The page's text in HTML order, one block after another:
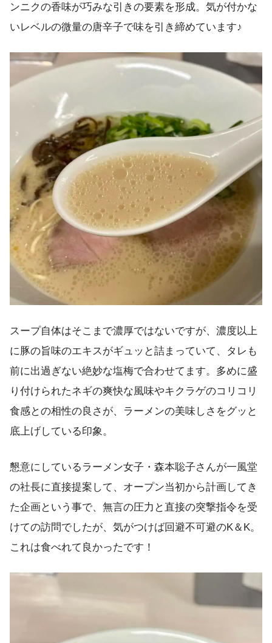
ンニクの香味が巧みな引きの要素を形成。気が付かな
いレベルの微量の唐辛子で味を引き締めています♪
スープ自体はそこまで濃厚ではないですが、濃度以上
に豚の旨味のエキスがギュッと詰まっていて、タレも
前に出過ぎない絶妙な塩梅で合わせてます。多めに盛
り付けられたネギの爽快な風味やキクラゲのコリコリ
食感との相性の良さが、ラーメンの美味しさをグッと
底上げしている印象。
懇意にしているラーメン女子・森本聡子さんが一風堂
の社長に直接提案して、オープン当初から計画してき
た企画という事で、無言の圧力と直接の突撃指令を受
けての訪問でしたが、気がつけば回避不可避のK＆K。
これは食べれて良かったです！